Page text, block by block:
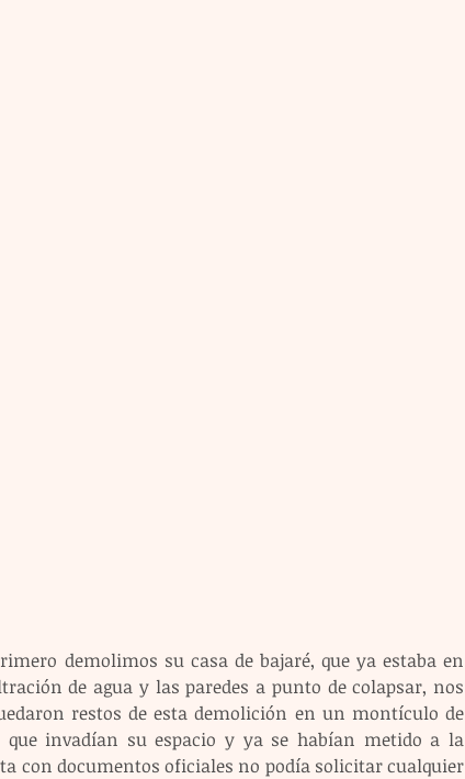
demolimos su casa de bajaré, que ya estaba en
de agua y las paredes a punto de colapsar, nos
restos de esta demolición en un montículo de
que invadían su espacio y ya se habían metido a la
con documentos oficiales no podía solicitar cualquier